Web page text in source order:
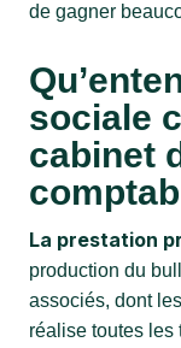
de gagner
sociale
cabinet
La prestation
production du
associés, dont
réalise toutes les